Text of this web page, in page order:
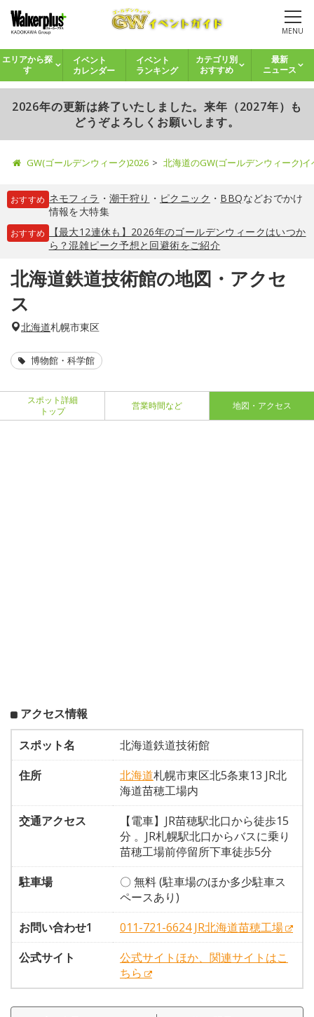
MENU
エリアから探
す
イベント
カレンダー
イベント
ランキング
カテゴリ別
おすすめ
最新
ニュース
2026年の更新は終了いたしました。来年（2027年）も
どうぞよろしくお願いします。
GW(ゴールデンウィーク)2026 北海道のGW(ゴールデンウィーク)
おすすめ ネモフィラ ・ 潮干狩り ・ ピクニック ・ BBQなどおでかけ
情報を大特集
おすすめ
【最大12連休も】2026年のゴールデンウィークはいつか
ら？混雑ピーク予想と回避術をご紹介
北海道鉄道技術館の地図・アクセ
ス
北海道札幌市東区
博物館・科学館
スポット詳細
トップ
営業時間など 地図・アクセス
アクセス情報
スポット名
北海道鉄道技術館
住所
北海道札幌市東区北5条東13 JR北
海道苗穂工場内
交通アクセス
【電車】JR苗穂駅北口から徒歩15
分 。JR札幌駅北口からバスに乗り
苗穂工場前停留所下車徒歩5分
駐車場
〇 無料 (駐車場のほか多少駐車ス
ペースあり)
お問い合わせ1
011-721-6624 JR北海道苗穂工場
公式サイト
公式サイトほか、関連サイトはこ
ちら